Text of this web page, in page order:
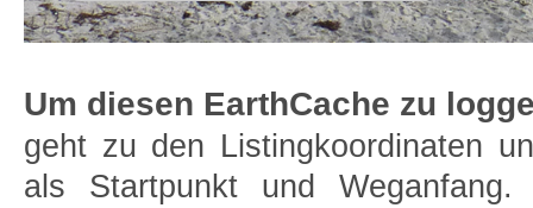
Um diesen EarthCache zu
geht zu den Listingkoordinaten
als Startpunkt und